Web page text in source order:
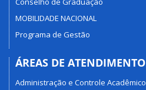
MOBILIDADE NACIONAL
Programa de Gestão
ÁREAS DE ATENDIMENTO
Administração e Controle Acadêmico